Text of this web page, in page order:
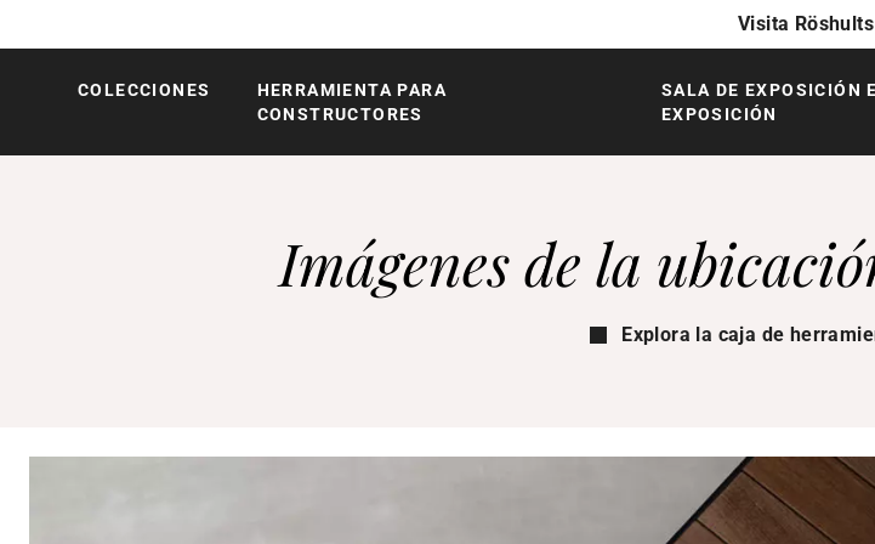
Visita Röshults
RöshultsCOLECCIONES
HERRAMIENTA PARA
CONSTRUCTORES
SALA DE EXPOSICIÓN
EXPOSICIÓN
Imágenes de la
Explora la caja de